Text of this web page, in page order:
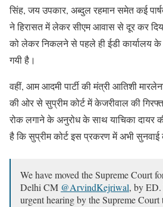
सिंह, जय उपकार, अब्दुल रहमान समेत कई
ने हिरासत में लेकर सीएम आवास से दूर कर
को लेकर निकलने से पहले ही ईडी कार्यालय के
गयी है।
वहीं, आम आदमी पार्टी की मंत्री आतिशी
की ओर से सुप्रीम कोर्ट में केजरीवाल की
रोक लगाने के अनुरोध के साथ याचिका दायर
है कि सुप्रीम कोर्ट इस प्रकरण में अभी
We have moved the Supreme Court
Delhi CM @ArvindKejriwal, by ED.
urgent hearing by the Supreme